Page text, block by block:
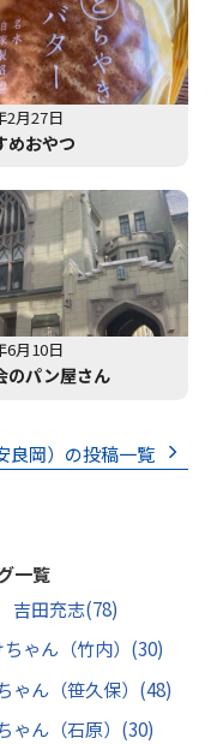
2月27日
めおやつ
6月10日
のパン屋さん
良岡）の投稿一覧
一覧
吉田充志(78)
ゃん（竹内） (30)
ゃん（笹久保） (48)
ゃん（石原） (30)